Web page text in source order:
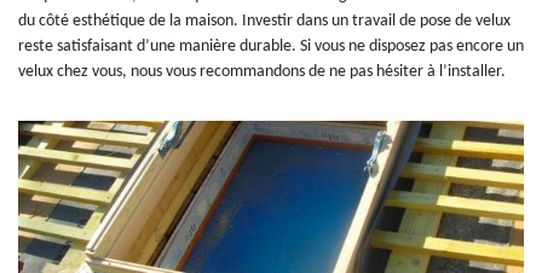
du côté esthétique de la maison. Investir dans un travail de pose de velux
reste satisfaisant d’une manière durable. Si vous ne disposez pas encore un
velux chez vous, nous vous recommandons de ne pas hésiter à l’installer.